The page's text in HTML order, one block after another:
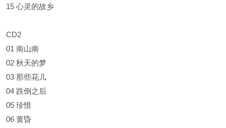
15 心灵的故乡
CD2
01 南山南
02 秋天的梦
03 那些花儿
04 跌倒之后
05 珍惜
06 黄昏